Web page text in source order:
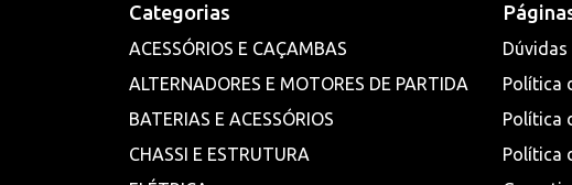
Categorias
ACESSÓRIOS E CAÇAMBAS
ALTERNADORES E MOTORES DE PARTIDA
BATERIAS E ACESSÓRIOS
CHASSI E ESTRUTURA
Dúvidas
Política
Política
Política